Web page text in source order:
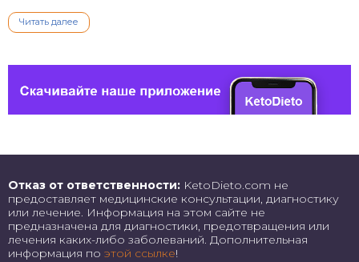
Читать далее
Отказ от ответственности: KetoDieto.com не
предоставляет медицинские консультации, диагностику
или лечение. Информация на этом сайте не
предназначена для диагностики, предотвращения или
лечения каких-либо заболеваний. Дополнительная
информация по этой ссылке!